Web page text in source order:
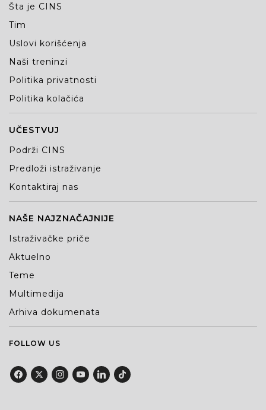
Šta je CINS
Tim
Uslovi korišćenja
Naši treninzi
Politika privatnosti
Politika kolačića
UČESTVUJ
Podrži CINS
Predloži istraživanje
Kontaktiraj nas
NAŠE NAJZNAČAJNIJE
Istraživačke priče
Aktuelno
Teme
Multimedija
Arhiva dokumenata
FOLLOW US